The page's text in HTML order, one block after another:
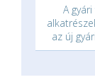
A
az új